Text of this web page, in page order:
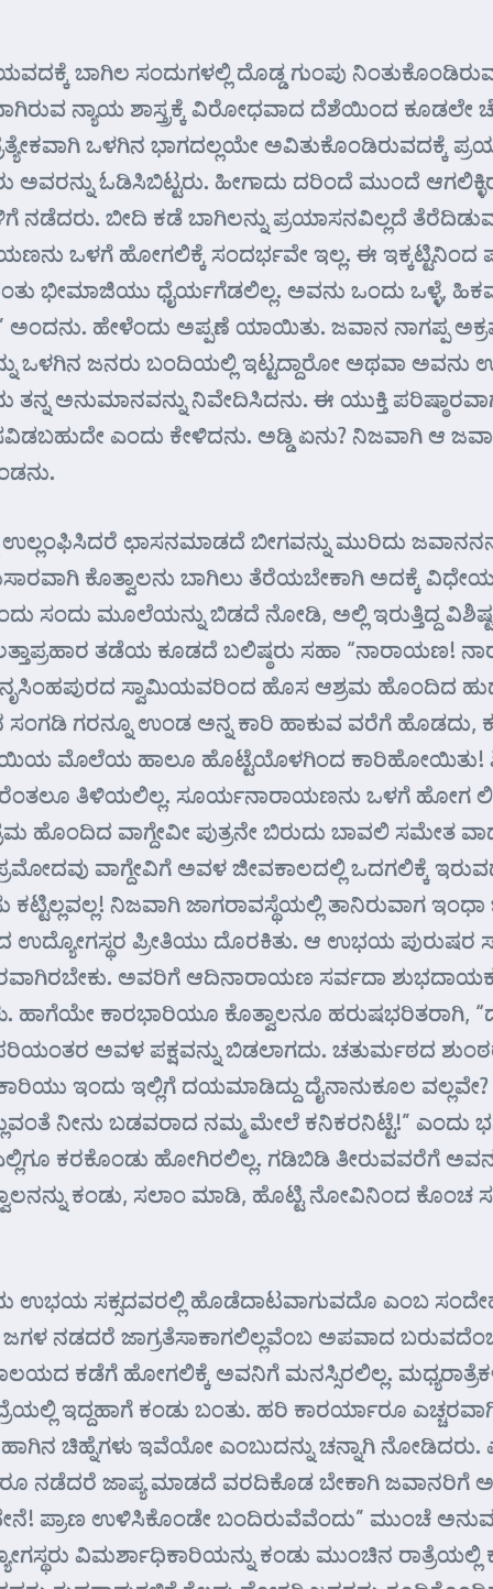
ಬಾಗಿಲ ಸಂದುಗಳಲ್ಲಿ ದೊಡ್ಡ ಗುಂಪು
ನ್ಯಾಯ ಶಾಸ್ತ್ರಕ್ಕೆ ವಿರೋಧವಾದ ದೆಶೆಯಿಂದ
ಒಳಗಿನ ಭಾಗದಲ್ಲಯೇ ಅವಿತುಕೊಂಡಿರುವದಕ್ಕೆ
ಅವರನ್ನು ಓಡಿಸಿಬಿಟ್ಟರು. ಹೀಗಾದು ದರಿಂದೆ ಮುಂದೆ
ಬೀದಿ ಕಡೆ ಬಾಗಿಲನ್ನು ಪ್ರಯಾಸನವಿಲ್ಲದೆ
ಒಳಗೆ ಹೋಗಲಿಕ್ಕೆ ಸಂದರ್ಭವೇ ಇಲ್ಲ. ಈ
ಭೀಮಾಜಿಯು ಧೈರ್ಯಗೆಡಲಿಲ್ಲ. ಅವನು ಒಂದು ಒಳ್ಳೆ,
ಹೇಳೆಂದು ಅಪ್ಪಣೆ ಯಾಯಿತು. ಜವಾನ ನಾಗಪ್ಪ
ಒಳಗಿನ ಜನರು ಬಂದಿಯಲ್ಲಿ ಇಟ್ಟದ್ದಾರೋ ಅಥವಾ
ನಿವೇದಿಸಿದನು. ಈ ಯುಕ್ತಿ
ಎಂದು ಕೇಳಿದನು. ಅಡ್ಡಿ ಏನು? ನಿಜವಾಗಿ ಆ
ಛಾಸನಮಾಡದೆ ಬೀಗವನ್ನು ಮುರಿದು
ಕೊತ್ವಾಲನು ಬಾಗಿಲು ತೆರೆಯಬೇಕಾಗಿ ಅದಕ್ಕೆ
ಸಂದು ಮೂಲೆಯನ್ನು ಬಿಡದೆ ನೋಡಿ, ಅಲ್ಲಿ ಇರುತ್ತಿದ್ದ
ಲತ್ತಾಪ್ರಹಾರ ತಡೆಯ ಕೂಡದೆ ಬಲಿಷ್ಠರು ಸಹಾ “ನಾರಾಯಣ!
ಸ್ವಾಮಿಯವರಿಂದ ಹೊಸ ಆಶ್ರಮ ಹೊಂದಿದ
ಗರನ್ನೂ ಉಂಡ ಅನ್ನ ಕಾರಿ ಹಾಕುವ ವರೆಗೆ ಹೊಡದು,
ಮೊಲೆಯ ಹಾಲೂ ಹೊಟ್ಟೆಯೊಳಗಿಂದ ಕಾರಿಹೋಯಿತು!
ತಿಳಿಯಲಿಲ್ಲ. ಸೂರ್ಯನಾರಾಯಣನು ಒಳಗೆ ಹೋಗ
ಹೊಂದಿದ ವಾಗ್ದೇವೀ ಪುತ್ರನೇ ಬಿರುದು ಬಾವಲಿ
ವಾಗ್ದೇವಿಗೆ ಅವಳ ಜೀವಕಾಲದಲ್ಲಿ ಒದಗಲಿಕ್ಕೆ
ಕಟ್ಟಿಲ್ಲವಲ್ಲ! ನಿಜವಾಗಿ ಜಾಗರಾವಸ್ಥೆಯಲ್ಲಿ ತಾನಿರುವಾಗ
ಉದ್ಯೋಗಸ್ಥರ ಪ್ರೀತಿಯು ದೊರಕಿತು. ಆ ಉಭಯ
ಅವರಿಗೆ ಆದಿನಾರಾಯಣ ಸರ್ವದಾ
ಹಾಗೆಯೇ ಕಾರಭಾರಿಯೂ ಕೊತ್ವಾಲನೂ ಹರುಷಭರಿತರಾಗಿ,
ಪರಿಯಂತರ ಅವಳ ಪಕ್ಷವನ್ನು ಬಿಡಲಾಗದು. ಚತುರ್ಮಠದ
ಇಂದು ಇಲ್ಲಿಗೆ ದಯಮಾಡಿದ್ದು ದೈನಾನುಕೂಲ
ನೀನು ಬಡವರಾದ ನಮ್ಮ ಮೇಲೆ ಕನಿಕರನಿಟ್ಟೆ!” ಎಂದು
ಕರಕೊಂಡು ಹೋಗಿರಲಿಲ್ಲ. ಗಡಿಬಿಡಿ ತೀರುವವರೆಗೆ
ಕಂಡು, ಸಲಾಂ ಮಾಡಿ, ಹೊಟ್ಟಿ ನೋವಿನಿಂದ
ಉಭಯ ಸಕ್ಸದವರಲ್ಲಿ ಹೊಡೆದಾಟವಾಗುವದೊ ಎಂಬ
ನಡದರೆ ಜಾಗ್ರತೆಸಾಕಾಗಲಿಲ್ಲವೆಂಬ ಅಪವಾದ
ದೇವಾಲಯದ ಕಡೆಗೆ ಹೋಗಲಿಕ್ಕೆ ಅವನಿಗೆ ಮನಸ್ಸಿರಲಿಲ್ಲ.
ಇದ್ದಹಾಗೆ ಕಂಡು ಬಂತು. ಹರಿ ಕಾರರ್ಯಾರೂ
ಚಿಹ್ನೆಗಳು ಇವೆಯೋ ಎಂಬುದನ್ನು ಚನ್ನಾಗಿ ನೋಡಿದರು.
ಜಾಪ್ಯ ಮಾಡದೆ ವರದಿಕೊಡ ಬೇಕಾಗಿ ಜವಾನರಿಗೆ
ಪ್ರಾಣ ಉಳಿಸಿಕೊಂಡೇ ಬಂದಿರುವೆವೆಂದು” ಮುಂಚೆ
ವಿಮರ್ಶಾಧಿಕಾರಿಯನ್ನು ಕಂಡು ಮುಂಚಿನ ರಾತ್ರೆಯಲ್ಲಿ